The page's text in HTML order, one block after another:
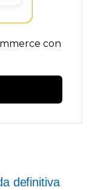
con
definitiva